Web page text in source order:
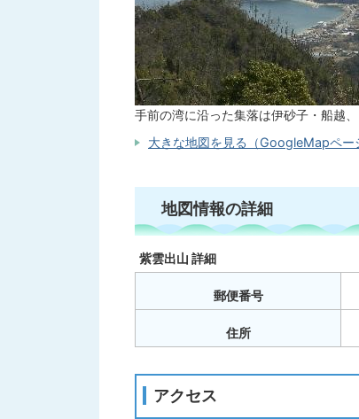
手前の湾に沿った集落は伊砂子・船越、
大きな地図を見る（GoogleMapペー
地図情報の詳細
紫雲出山 詳細
郵便番号
住所
アクセス